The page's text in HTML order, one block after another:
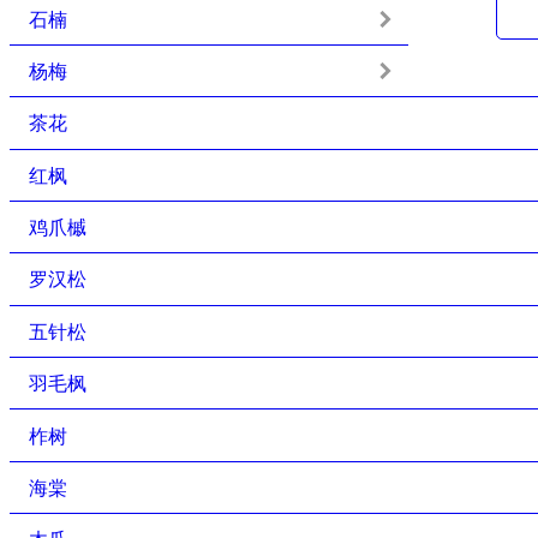
石楠
杨梅
茶花
红枫
鸡爪槭
罗汉松
五针松
羽毛枫
柞树
海棠